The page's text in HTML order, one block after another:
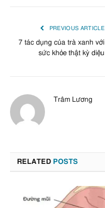
PREVIOUS ARTICLE
7 tác dụng của trà xanh với
sức khỏe thật kỳ diệu
Trâm Lương
RELATED POSTS